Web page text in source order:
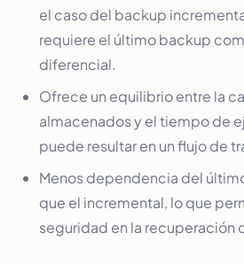
el caso del backup
requiere el último backup
diferencial.
Ofrece un equilibrio entre la
almacenados y el tiempo de
puede resultar en un flujo de
Menos dependencia del
que el incremental, lo que
seguridad en la recuperación